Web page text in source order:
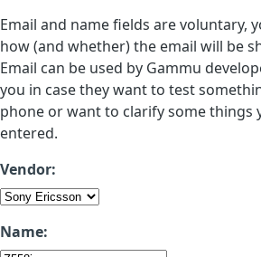
Email and name fields are voluntary,
how (and whether) the email will be
Email can be used by Gammu
you in case they want to test
phone or want to clarify some things
entered.
Vendor:
Name: